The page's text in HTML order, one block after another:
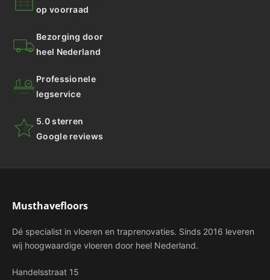
op voorraad
Bezorging door
heel Nederland
Professionele
legservice
5.0 sterren
Google reviews
Musthavefloors
Dé specialist in vloeren en traprenovaties. Sinds 2016 leveren
wij hoogwaardige vloeren door heel Nederland.
Handelsstraat 15